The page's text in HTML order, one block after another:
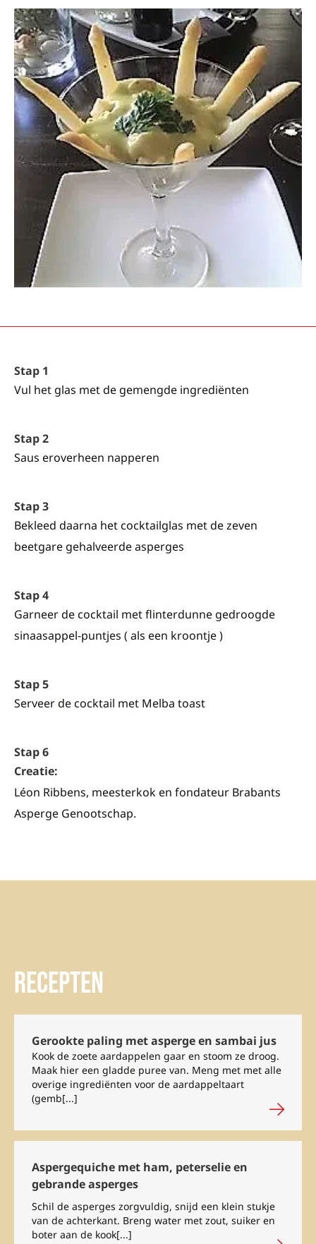
Stap 1
Vul het glas met de gemengde ingrediënten
Stap 2
Saus eroverheen napperen
Stap 3
Bekleed daarna het cocktailglas met de zeven
beetgare gehalveerde asperges
Stap 4
Garneer de cocktail met flinterdunne gedroogde
sinaasappel-puntjes ( als een kroontje )
Stap 5
Serveer de cocktail met Melba toast
Stap 6
Creatie:
Léon Ribbens, meesterkok en fondateur Brabants
Asperge Genootschap.
Recepten
Gerookte paling met asperge en sambai jus
Kook de zoete aardappelen gaar en stoom ze droog.
Maak hier een gladde puree van. Meng met met alle
overige ingrediënten voor de aardappeltaart
(gemb[...]
Aspergequiche met ham, peterselie en
gebrande asperges
Schil de asperges zorgvuldig, snijd een klein stukje
van de achterkant. Breng water met zout, suiker en
boter aan de kook[...]